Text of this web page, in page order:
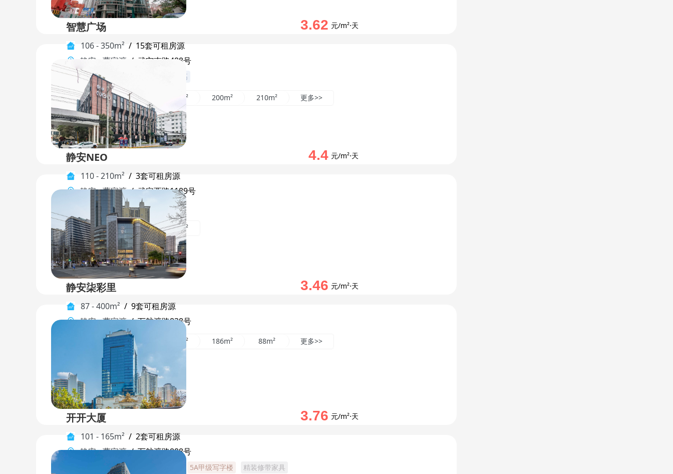
智慧广场
106 - 350m² / 15套可租房源
静安
曹家渡 / 武宁南路488号
地标建筑 地铁10分钟 楼盘品质高
3.62 元/m²⋅天
208m² 228m² 187m² 200m² 210m² 更多>>
静安NEO
110 - 210m² / 3套可租房源
静安-曹家渡 / 武定西路1189号
地标建筑 车位充足 楼盘品质高
4.4 元/m²⋅天
120m² 110m² 210m²
静安柒彩里
87 - 400m² / 9套可租房源
静安-曹家渡 / 万航渡路838号
3.46 元/m²⋅天
400m² 289m² 186m² 88m² 更多>>
开开大厦
101 - 165m² / 2套可租房源
静安-曹家渡 / 万航渡路888号
地铁枢纽 5A甲级写字楼 精装修带家具
3.76 元/m²⋅天